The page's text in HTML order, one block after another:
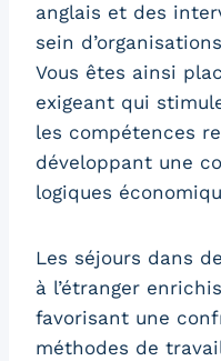
anglais et des
sein
Vous êtes ainsi
exigeant qui
les compétences
développant une
logiques
Les séjours dans
à l’étranger
favorisant une
méthodes de